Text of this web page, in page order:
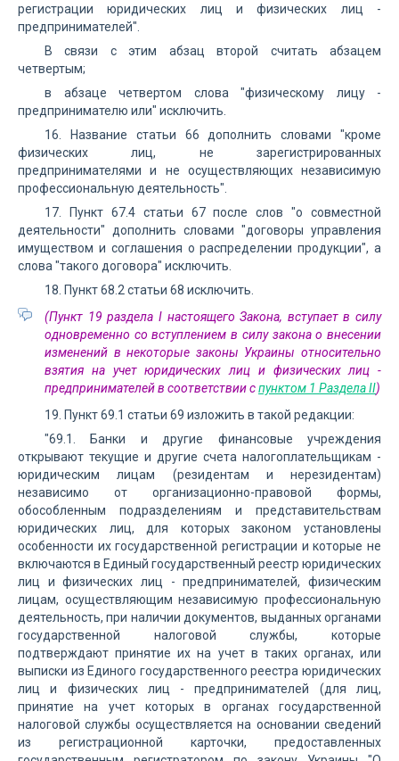
регистрации юридических лиц и физических лиц -
предпринимателей".
В связи с этим абзац второй считать абзацем
четвертым;
в абзаце четвертом слова "физическому лицу -
предпринимателю или" исключить.
16. Название статьи 66 дополнить словами "кроме
физических лиц, не зарегистрированных
предпринимателями и не осуществляющих независимую
профессиональную деятельность".
17. Пункт 67.4 статьи 67 после слов "о совместной
деятельности" дополнить словами "договоры управления
имуществом и соглашения о распределении продукции", а
слова "такого договора" исключить.
18. Пункт 68.2 статьи 68 исключить.
(Пункт 19 раздела I настоящего Закона, вступает в силу
одновременно со вступлением в силу закона о внесении
изменений в некоторые законы Украины относительно
взятия на учет юридических лиц и физических лиц -
предпринимателей в соответствии спунктом 1 Раздела II)
19. Пункт 69.1 статьи 69 изложить в такой редакции:
"69.1. Банки и другие финансовые учреждения
открывают текущие и другие счета налогоплательщикам -
юридическим лицам (резидентам и нерезидентам)
независимо от организационно-правовой формы,
обособленным подразделениям и представительствам
юридических лиц, для которых законом установлены
особенности их государственной регистрации и которые не
включаются в Единый государственный реестр юридических
лиц и физических лиц - предпринимателей, физическим
лицам, осуществляющим независимую профессиональную
деятельность, при наличии документов, выданных органами
государственной налоговой службы, которые
подтверждают принятие их на учет в таких органах, или
выписки из Единого государственного реестра юридических
лиц и физических лиц - предпринимателей (для лиц,
принятие на учет которых в органах государственной
налоговой службы осуществляется на основании сведений
из регистрационной карточки, предоставленных